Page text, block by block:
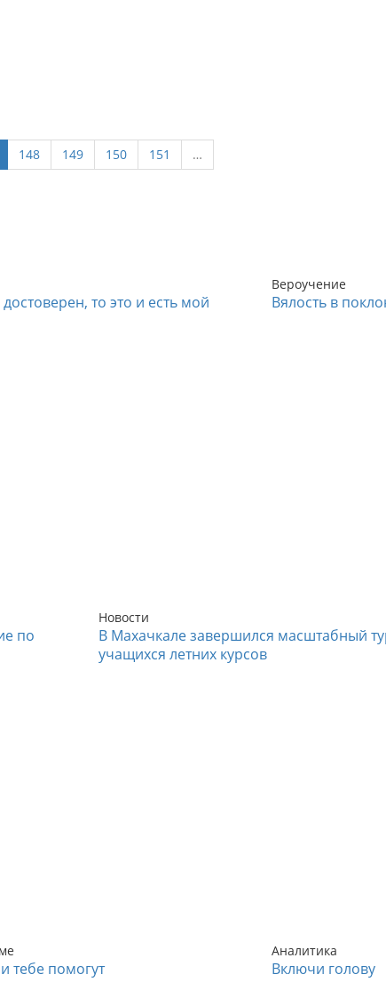
148 149 150 151
…
то это и есть мой
Вероучение
Вялость в
по
Новости
В Махачкале завершился масштабный
учащихся летних курсов
тебе помогут
Аналитика
Включи голову